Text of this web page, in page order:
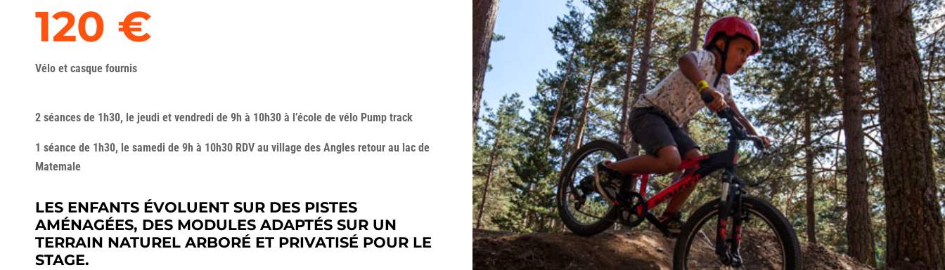
120 €
Vélo et casque fournis
2 séances de 1h30, le jeudi et vendredi de 9h à 10h30 à l’école de vélo Pump track
1 séance de 1h30, le samedi de 9h à 10h30 RDV au village des Angles retour au lac de
Matemale
LES ENFANTS ÉVOLUENT SUR DES PISTES
AMÉNAGÉES, DES MODULES ADAPTÉS SUR UN
TERRAIN NATUREL ARBORÉ ET PRIVATISÉ POUR LE
STAGE.